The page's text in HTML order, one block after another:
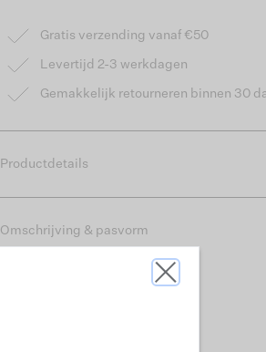
Gratis verzending vanaf €50
Levertijd 2-3 werkdagen
Gemakkelijk retourneren binnen 30
Productdetails
Omschrijving & pasvorm